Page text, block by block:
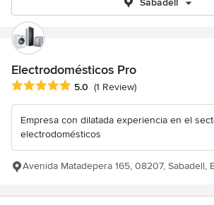
Sabadell
Electrodomésticos Pro
Average rating: 5 out of 5 stars
5.0 (1 Review)
Empresa con dilatada experiencia en el
electrodomésticos
Avenida Matadepera 165, 08207, Sabadell,